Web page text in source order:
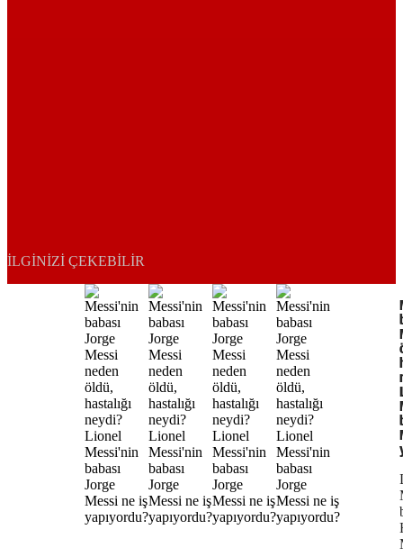
İLGINIZI ÇEKEBILIR